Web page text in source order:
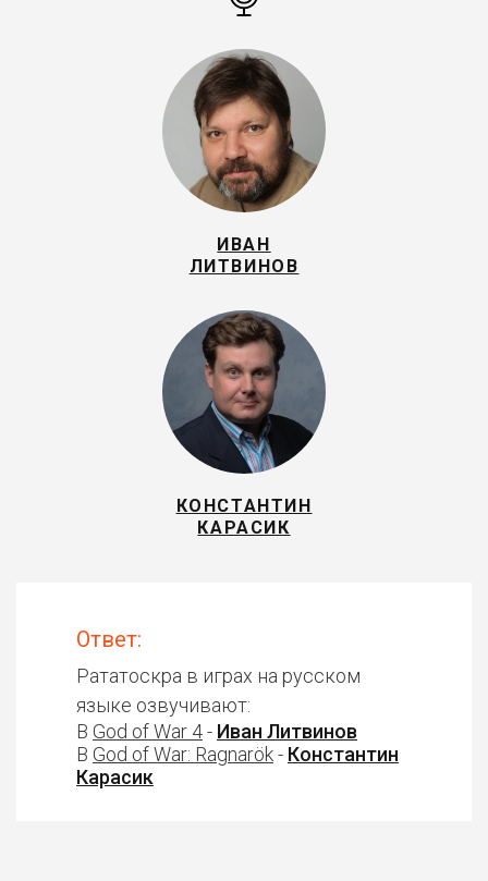
ИВАН
ЛИТВИНОВ
КОНСТАНТИН
КАРАСИК
Ответ:
Рататоскра в играх на русском
языке озвучивают:
В God of War 4- Иван Литвинов
В God of War: Ragnarök- Константин
Карасик